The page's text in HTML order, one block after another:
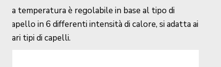
La temperatura è regolabile in base al tipo di
capello in 6 differenti intensità di calore, si adatta ai
vari tipi di capelli.